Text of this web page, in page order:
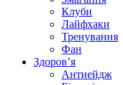
Клуби
Лайфхаки
Тренування
Фан
Здоров’я
Антиейдж